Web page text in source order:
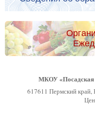
МКОУ
617611 Пермский край,